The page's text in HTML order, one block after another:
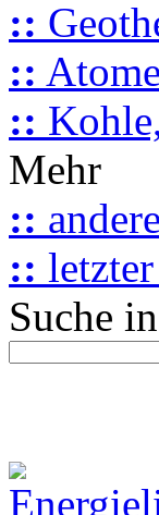
::
::
::
Mehr
::
::
Suche